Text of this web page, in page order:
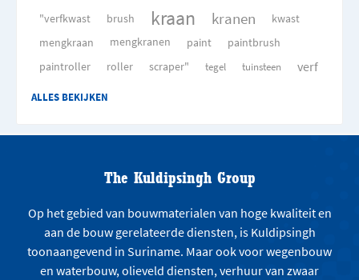
"verfkwast brush kraan kranen
kwast
mengkraan
mengkranen paint
paintbrush
paintroller
roller scraper" tegel tuinsteen verf
ALLES BEKIJKEN
The Kuldipsingh Group
Op het gebied van bouwmaterialen van hoge kwaliteit en
aan de bouw gerelateerde diensten, is Kuldipsingh
toonaangevend in Suriname. Maar ook voor wegenbouw
en waterbouw, olieveld diensten, verhuur van zwaar